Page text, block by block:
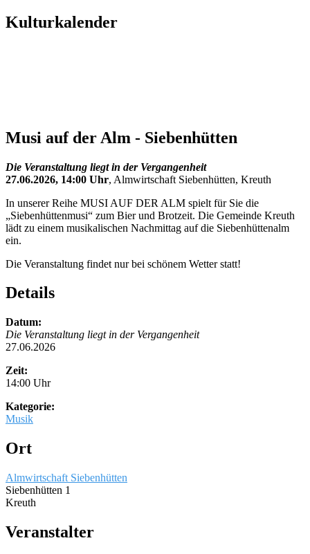
Kulturkalender
Musi auf der Alm - Siebenhütten
Die Veranstaltung liegt in der Vergangenheit
27.06.2026, 14:00 Uhr, Almwirtschaft Siebenhütten, Kreuth
In unserer Reihe MUSI AUF DER ALM spielt für Sie die
„Siebenhüttenmusi“ zum Bier und Brotzeit. Die Gemeinde Kreuth
lädt zu einem musikalischen Nachmittag auf die Siebenhüttenalm
ein.
Die Veranstaltung findet nur bei schönem Wetter statt!
Details
Datum:
Die Veranstaltung liegt in der Vergangenheit
27.06.2026
Zeit:
14:00 Uhr
Kategorie:
Musik
Ort
Almwirtschaft Siebenhütten
Siebenhütten 1
Kreuth
Veranstalter